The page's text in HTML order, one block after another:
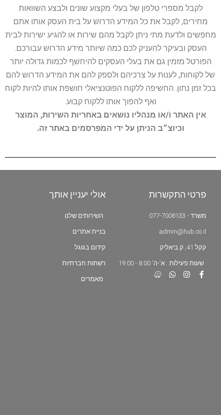
לקבל מספרי טלפון של בעלי מקצוע שונים ולבצע השוואות
מחירים, לקבל את כל המידע הדרוש על בית העסק אותו אתם
מחפשים ולדעת מתי ניתן לקבל מהם שירות או להגיע ישירות לבית
העסק ובעיקר להעניק לכם כמה שיותר מידע הדרוש עבורכם.
הפורטל מזמין גם את בעלי העסקים להיחשף לכמות גדולה יותר
של לקוחות, לענות על צרכיהם ולספק להם את המידע הדרוש להם
בכל זמן נתון. החשיפה ללקוח הפוטנציאלי חושפת אותו להיות לקוח
ואף להפוך אותו ללקוח קבוע.
אין האתר ו/או מנהליו נושאים באחריות השירות, המוצר
וכיוצ״ב הניתן על ידי המפרסמים באתר זה.
פרטי התקשרות
משרד - 077-7008133
admin@hub.co.il
קקל 41, ק.ביאליק
שעות פעילות : א'-ה' 8:00 - 19:00
אולי יעניין אותך
השירותים שלנו
בניית אתרים
קידום בגוגל
רשתות חברתיות
מאמרים